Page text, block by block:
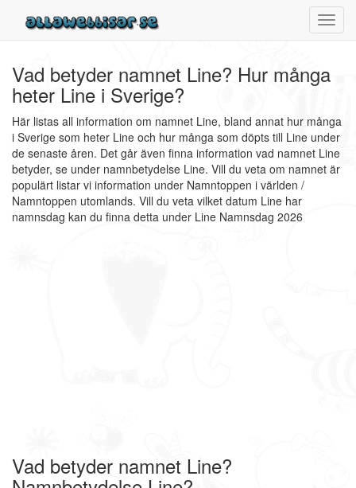
Vad betyder namnet Line? Hur många
heter Line i Sverige?
Här listas all information om namnet Line, bland annat hur många
i Sverige som heter Line och hur många som döpts till Line under
de senaste åren. Det går även finna information vad namnet Line
betyder, se under namnbetydelse Line. Vill du veta om namnet är
populärt listar vi information under Namntoppen i världen /
Namntoppen utomlands. Vill du veta vilket datum Line har
namnsdag kan du finna detta under Line Namnsdag 2026
Vad betyder namnet Line?